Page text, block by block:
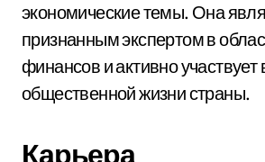
экономические темы. Она
признанным экспертом в
финансов и активно участвует
общественной жизни страны.
Карьера